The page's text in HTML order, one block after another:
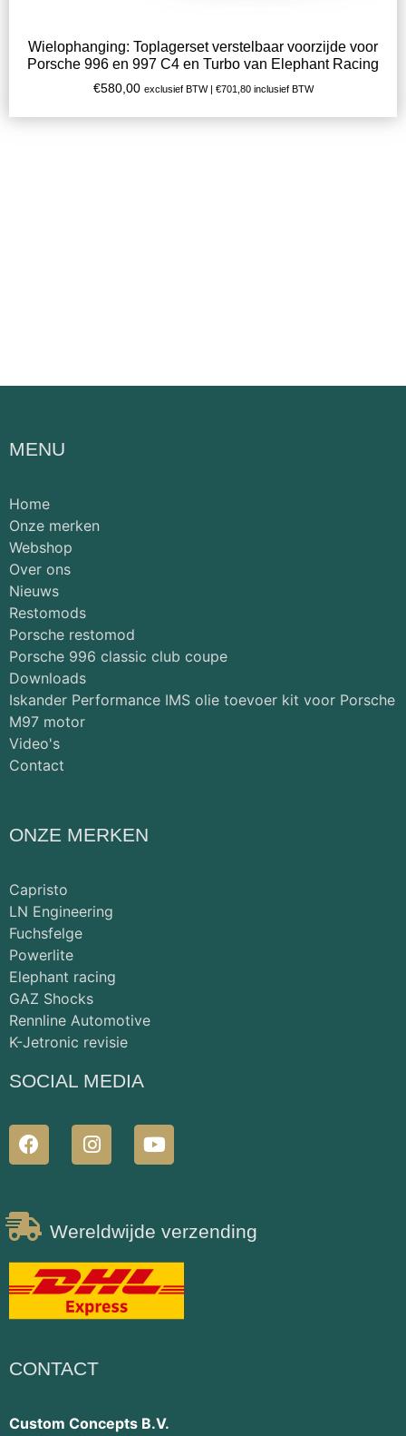
Wielophanging: Toplagerset verstelbaar voorzijde voor
Porsche 996 en 997 C4 en Turbo van Elephant Racing
€580,00 exclusief BTW | €701,80inclusief BTW
MENU
Home
Onze merken
Webshop
Over ons
Nieuws
Restomods
Porsche restomod
Porsche 996 classic club coupe
Downloads
Iskander Performance IMS olie toevoer kit voor Porsche
M97 motor
Video's
Contact
ONZE MERKEN
Capristo
LN Engineering
Fuchsfelge
Powerlite
Elephant racing
GAZ Shocks
Rennline Automotive
K-Jetronic revisie
SOCIAL MEDIA
Wereldwijde verzending
CONTACT
Custom Concepts B.V.